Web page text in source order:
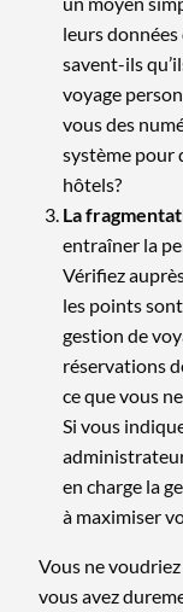
leurs données
savent-ils
voyage
vous des
système pour
hôtels?
La
entraîner la
Vérifiez
les points
gestion de
réservations
ce que vous
Si vous
en charge la
à maximiser
Vous ne
vous avez